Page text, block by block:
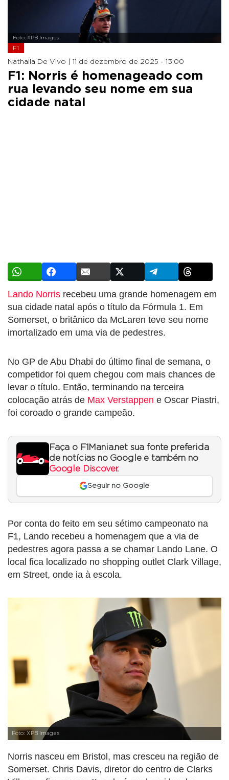
Foto: XPB Images
F1
Nathalia De Vivo | 11 de dezembro de 2025 - 13:00
F1: Norris é homenageado com
rua levando seu nome em sua
cidade natal
Lando Norris recebeu uma grande homenagem em
sua cidade natal após o título da Fórmula 1. Em
Somerset, o britânico da McLaren teve seu nome
imortalizado em uma via de pedestres.
No GP de Abu Dhabi do último final de semana, o
competidor foi quem chegou com mais chances de
levar o título. Então, terminando na terceira
colocação atrás de Max Verstappen e Oscar Piastri,
foi coroado o grande campeão.
Faça o F1Mania.net sua fonte preferida
de notícias no Google e também no
Google Discover.
Seguir no Google
Por conta do feito em seu sétimo campeonato na
F1, Lando recebeu a homenagem que a via de
pedestres agora passa a se chamar Lando Lane. O
local fica localizado no shopping outlet Clark Village,
em Street, onde ia à escola.
Foto: XPB Images
Norris nasceu em Bristol, mas cresceu na região de
Somerset. Chris Davis, diretor do centro de Clarks